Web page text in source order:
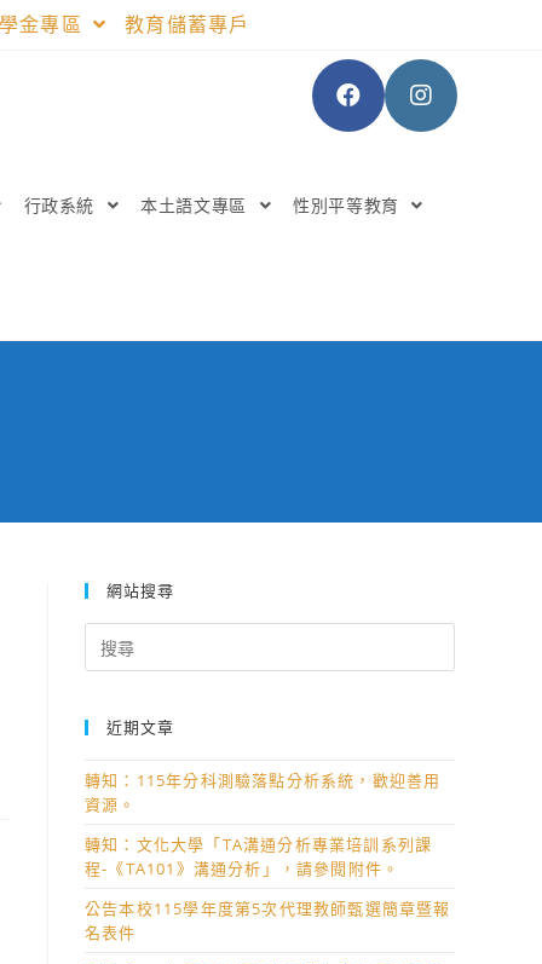
金專區 教育儲蓄專戶
行政系統 本土語文專區 性別平等教育
網站搜尋
for:
近期文章
轉知：115年分科測驗落點分析系統，歡迎善用
資源。
轉知：文化大學「TA溝通分析專業培訓系列課
程-《TA101》溝通分析」，請參閱附件。
公告本校115學年度第5次代理教師甄選簡章暨報
名表件